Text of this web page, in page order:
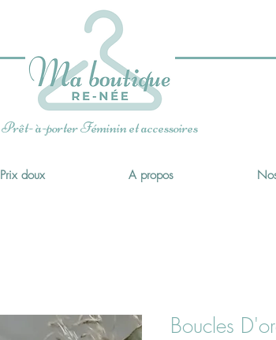
Prêt- à-porter Féminin et accessoires
Prix doux A propos
Boucles